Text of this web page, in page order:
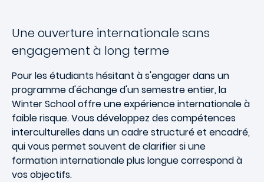
Une ouverture internationale sans
engagement à long terme
Pour les étudiants hésitant à s'engager dans un
programme d'échange d'un semestre entier, la
Winter School offre une expérience internationale à
faible risque. Vous développez des compétences
interculturelles dans un cadre structuré et encadré,
qui vous permet souvent de clarifier si une
formation internationale plus longue correspond à
vos objectifs.